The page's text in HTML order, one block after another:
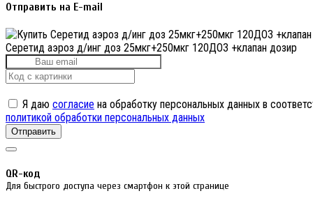
Отправить на E-mail
Серетид аэроз д/инг доз 25мкг+250мкг 120ДОЗ +клапан дозир
Я даю согласие на обработку персональных данных в
политикой обработки персональных данных
Отправить
QR-код
Для быстрого доступа через смартфон к этой странице